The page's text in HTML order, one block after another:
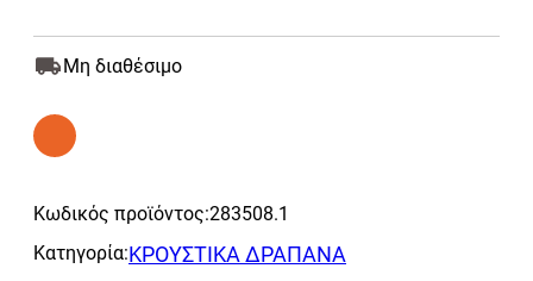
Μη διαθέσιμο
Κωδικός προϊόντος:283508.1
Κατηγορία:ΚΡΟΥΣΤΙΚΑ ΔΡΑΠΑΝΑ